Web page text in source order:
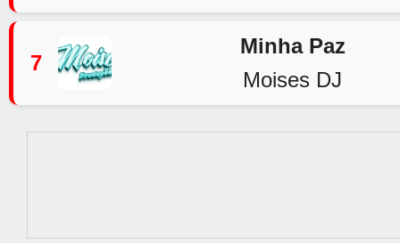
7
Minha Paz
Moises DJ